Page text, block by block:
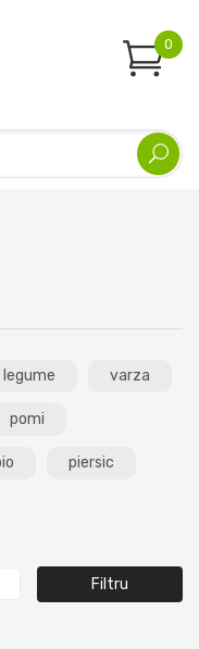
0
legume varza
pomi
piersic
Filtru